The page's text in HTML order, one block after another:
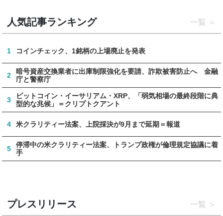
人気記事ランキング 一覧
1 コインチェック、1銘柄の上場廃止を発表
2
暗号資産交換業者に出庫制限強化を要請、詐欺被害防止へ 金融
庁と警察庁
3
ビットコイン・イーサリアム・XRP、「弱気相場の最終段階に典
型的な兆候」＝クリプトクアント
4 米クラリティー法案、上院採決が9月まで延期＝報道
5
停滞中の米クラリティー法案、トランプ政権が倫理規定協議に着
手
プレスリリース 一覧